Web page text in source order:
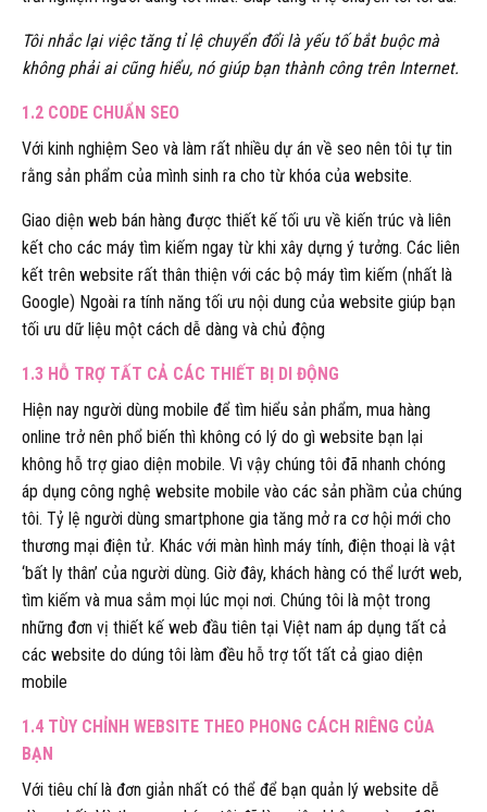
Tôi nhắc lại việc tăng tỉ lệ chuyển đổi là yếu tố bắt buộc mà
không phải ai cũng hiểu, nó giúp bạn thành công trên Internet.
1.2 CODE CHUẨN SEO
Với kinh nghiệm Seo và làm rất nhiều dự án về seo nên tôi tự tin
rằng sản phẩm của mình sinh ra cho từ khóa của website.
Giao diện web bán hàng được thiết kế tối ưu về kiến trúc và liên
kết cho các máy tìm kiếm ngay từ khi xây dựng ý tưởng. Các liên
kết trên website rất thân thiện với các bộ máy tìm kiếm (nhất là
Google) Ngoài ra tính năng tối ưu nội dung của website giúp bạn
tối ưu dữ liệu một cách dễ dàng và chủ động
1.3 HỖ TRỢ TẤT CẢ CÁC THIẾT BỊ DI ĐỘNG
Hiện nay người dùng mobile để tìm hiểu sản phẩm, mua hàng
online trở nên phổ biến thì không có lý do gì website bạn lại
không hỗ trợ giao diện mobile. Vì vậy chúng tôi đã nhanh chóng
áp dụng công nghệ website mobile vào các sản phầm của chúng
tôi. Tỷ lệ người dùng smartphone gia tăng mở ra cơ hội mới cho
thương mại điện tử. Khác với màn hình máy tính, điện thoại là vật
‘bất ly thân’ của người dùng. Giờ đây, khách hàng có thể lướt web,
tìm kiếm và mua sắm mọi lúc mọi nơi. Chúng tôi là một trong
những đơn vị thiết kế web đầu tiên tại Việt nam áp dụng tất cả
các website do dúng tôi làm đều hỗ trợ tốt tất cả giao diện
mobile
1.4 TÙY CHỈNH WEBSITE THEO PHONG CÁCH RIÊNG CỦA
BẠN
Với tiêu chí là đơn giản nhất có thể để bạn quản lý website dễ